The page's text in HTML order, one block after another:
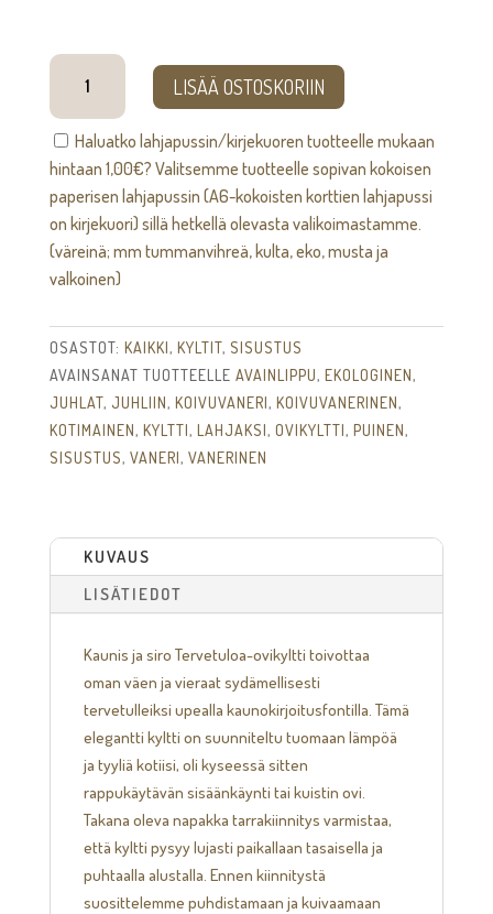
Tervetuloa
ovikyltti
määrä
LISÄÄ OSTOSKORIIN
Haluatko lahjapussin/kirjekuoren tuotteelle mukaan
hintaan 1,00€? Valitsemme tuotteelle sopivan kokoisen
paperisen lahjapussin (A6-kokoisten korttien lahjapussi
on kirjekuori) sillä hetkellä olevasta valikoimastamme.
(väreinä; mm tummanvihreä, kulta, eko, musta ja
valkoinen)
OSASTOT: KAIKKI, KYLTIT, SISUSTUS
AVAINSANAT TUOTTEELLE AVAINLIPPU, EKOLOGINEN,
JUHLAT, JUHLIIN, KOIVUVANERI, KOIVUVANERINEN,
KOTIMAINEN, KYLTTI, LAHJAKSI, OVIKYLTTI, PUINEN,
SISUSTUS, VANERI, VANERINEN
KUVAUS
LISÄTIEDOT
Kaunis ja siro Tervetuloa-ovikyltti toivottaa
oman väen ja vieraat sydämellisesti
tervetulleiksi upealla kaunokirjoitusfontilla. Tämä
elegantti kyltti on suunniteltu tuomaan lämpöä
ja tyyliä kotiisi, oli kyseessä sitten
rappukäytävän sisäänkäynti tai kuistin ovi.
Takana oleva napakka tarrakiinnitys varmistaa,
että kyltti pysyy lujasti paikallaan tasaisella ja
puhtaalla alustalla. Ennen kiinnitystä
suosittelemme puhdistamaan ja kuivaamaan